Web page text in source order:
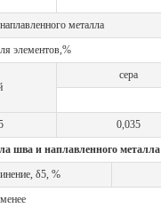
металла
элементов,%
сера
0,035
шва и наплавленного металла
δ5, %